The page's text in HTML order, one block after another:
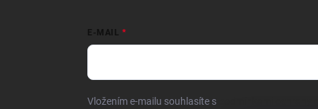
E-MAIL
Vložením e-mailu souhlasíte s